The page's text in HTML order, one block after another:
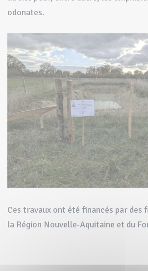
odonates.
Ces travaux ont été financés par des
la Région Nouvelle-Aquitaine et du